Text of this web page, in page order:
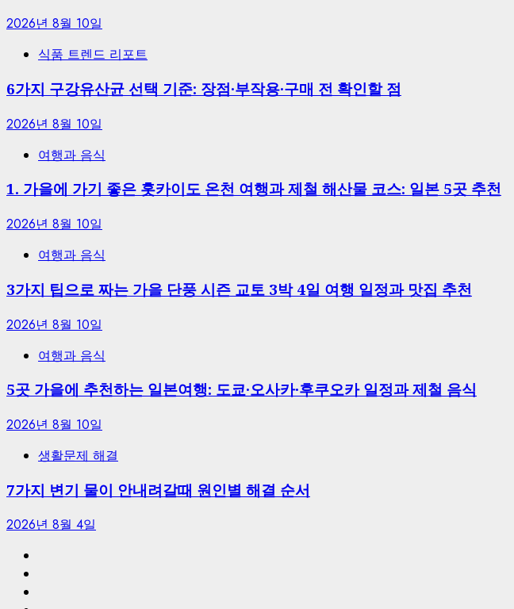
2026년 8월 10일
식품 트렌드 리포트
6가지 구강유산균 선택 기준: 장점·부작용·구매 전 확인할 점
2026년 8월 10일
여행과 음식
1. 가을에 가기 좋은 홋카이도 온천 여행과 제철 해산물 코스: 일본 5곳 추천
2026년 8월 10일
여행과 음식
3가지 팁으로 짜는 가을 단풍 시즌 교토 3박 4일 여행 일정과 맛집 추천
2026년 8월 10일
여행과 음식
5곳 가을에 추천하는 일본여행: 도쿄·오사카·후쿠오카 일정과 제철 음식
2026년 8월 10일
생활문제 해결
7가지 변기 물이 안내려갈때 원인별 해결 순서
2026년 8월 4일